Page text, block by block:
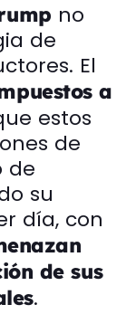
no
de
El
a
estos
de
de
su
día, con
de sus
.